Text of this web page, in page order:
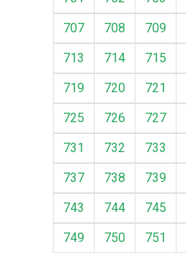
707
708 709
713
714 715
719
720 721
725
726 727
731
732 733
737
738 739
743
744 745
749
750 751